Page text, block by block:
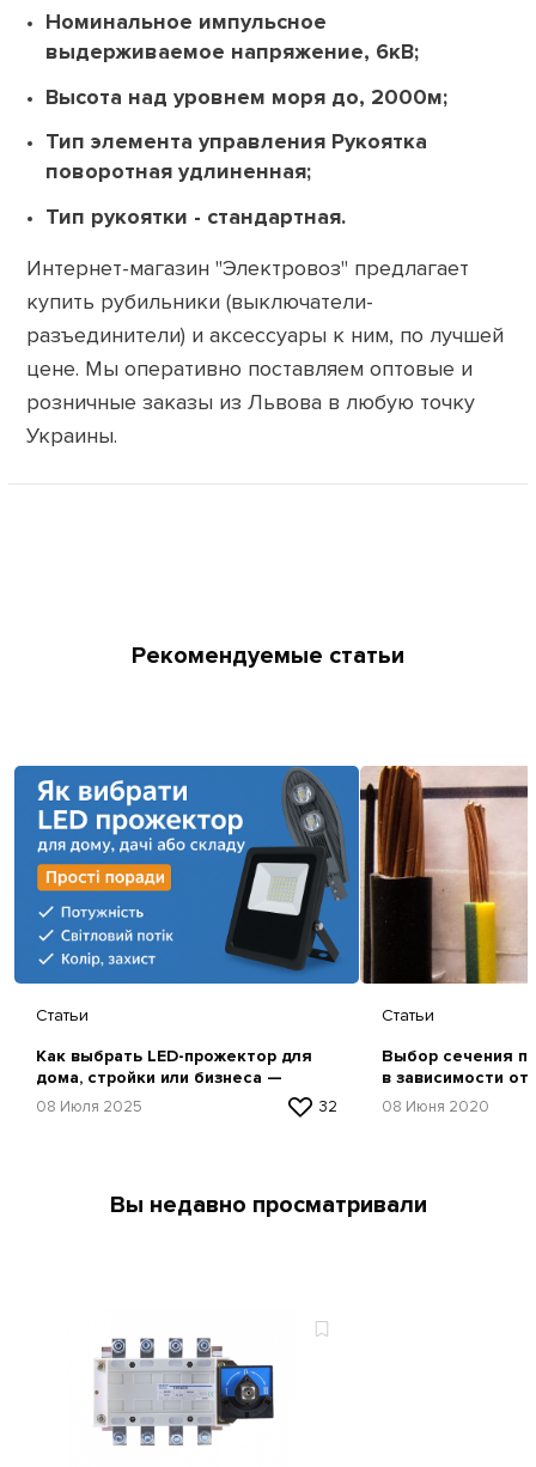
Номинальное импульсное
выдерживаемое напряжение, 6кВ;
Высота над уровнем моря до, 2000м;
Тип элемента управления Рукоятка
поворотная удлиненная;
Тип рукоятки - стандартная.
Интернет-магазин "Электровоз" предлагает
купить рубильники (выключатели-
разъединители) и аксессуары к ним, по лучшей
цене. Мы оперативно поставляем оптовые и
розничные заказы из Львова в любую точку
Украины.
Рекомендуемые статьи
Статьи
Как выбрать LED-прожектор для
дома, стройки или бизнеса —
простая инструкция
08 Июля 2025 32
Статьи
Выбор сечения
в зависимости
08 Июня 2020
Вы недавно просматривали